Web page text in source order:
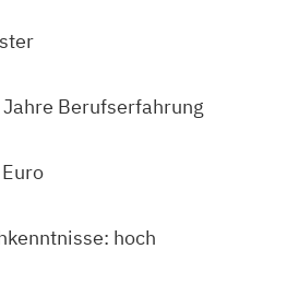
Berufserfahrung
hoch